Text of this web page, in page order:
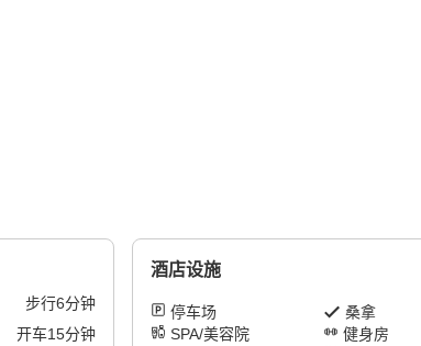
步行6分钟
开车15分钟
酒店设施
停车场
桑拿
SPA/美容院
健身房